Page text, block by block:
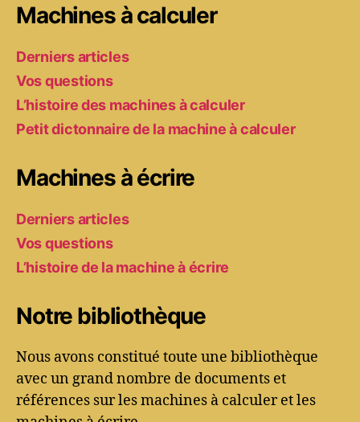
Machines à calculer
Derniers articles
Vos questions
L’histoire des machines à calculer
Petit dictonnaire de la machine à calculer
Machines à écrire
Derniers articles
Vos questions
L’histoire de la machine à écrire
Notre bibliothèque
Nous avons constitué toute une bibliothèque
avec un grand nombre de documents et
références sur les machines à calculer et les